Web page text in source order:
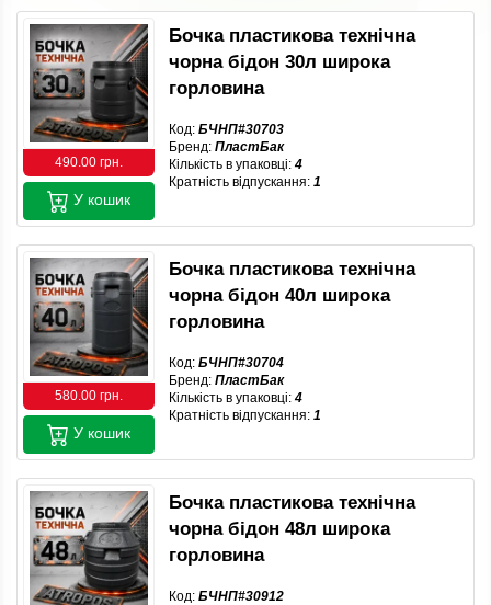
490.00 грн.
Бочка пластикова технічна
чорна бідон 30л широка
горловина
Код: БЧНП#30703
Бренд: ПластБак
Кількість в упаковці: 4
Кратність відпускання: 1
У кошик
580.00 грн.
Бочка пластикова технічна
чорна бідон 40л широка
горловина
Код: БЧНП#30704
Бренд: ПластБак
Кількість в упаковці: 4
Кратність відпускання: 1
У кошик
Бочка пластикова технічна
чорна бідон 48л широка
горловина
Код: БЧНП#30912